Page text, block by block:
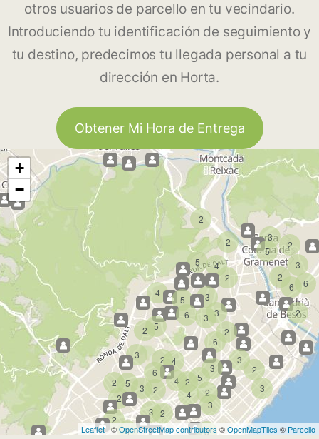
otros usuarios de parcello en tu vecindario.
Introduciendo tu identificación de seguimiento y
tu destino, predecimos tu llegada personal a tu
dirección en Horta.
Obtener Mi Hora de Entrega
2
2
3
6
6
2
2
3
5
2
4
2
3
3
2
3
2 5
4
2
3 3
3
5
5
6
2 4
3
2
2 3
5
2
6
3
6
4
4
2
2
3
5
2
2
3
4
+
−
Leaflet| ©OpenStreetMap contributors ©OpenMapTiles © Parcello